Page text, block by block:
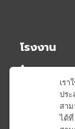
โรงงาน
02 -
02 -
เร
ปร
สา
ได้ที่